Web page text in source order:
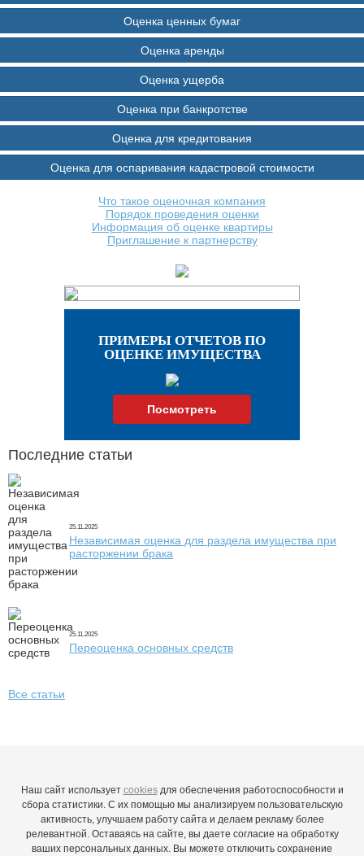
Оценка ценных бумаг
Оценка аренды
Оценка ущерба
Оценка при банкротстве
Оценка для кредитования
Оценка для оспаривания кадастровой стоимости
Что такое оценочная компания
Порядок проведения оценки
Информация об оценке квартиры
Приглашение к партнерству
ПРИМЕРЫ ОТЧЕТОВ ПО
ОЦЕНКЕ ИМУЩЕСТВА
Посмотреть
Последние статьи
25.11.2025
Независимая оценка для раздела имущества при
расторжении брака
25.11.2025
Переоценка основных средств
Все статьи
Наш сайт использует cookiesдля обеспечения работоспособности и
сбора статистики. С их помощью мы анализируем пользовательскую
активность, улучшаем работу сайта и делаем рекламу более
релевантной. Оставаясь на сайте, вы даете согласие на обработку
ваших персональных данных. Вы можете отключить сохранение